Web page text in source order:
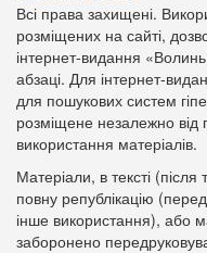
Всі права захищені.
розміщених на сайті,
інтернет-видання
абзаці. Для інтернет-
для пошукових систем
розміщене незалежно від
використання матеріалів.
Матеріали, в тексті
повну републікацію
інше використання), або
заборонено